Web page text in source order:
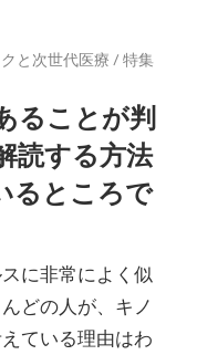
と次世代医療/特集
ることが判
読する方法
るところで
に非常によく似
どの人が、キノ
ている理由はわ